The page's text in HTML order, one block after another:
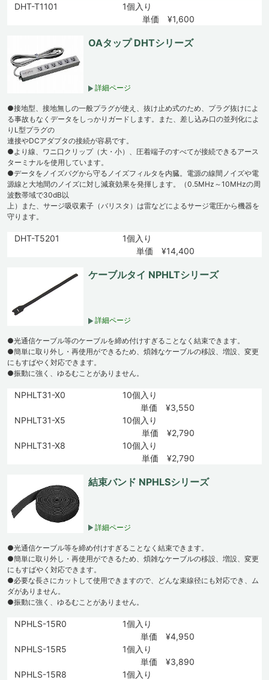
DHT-T1101
1個入り
単価 ¥1,600
OAタップ DHTシリーズ
詳細ページ
●接地型、接地無しの一般プラグが使え、抜け止め式のため、プラグ抜けによ
る事故もなくデータをしっかりガードします。また、差し込み口の並列化によ
りL型プラグの
連接やDCアダプタの接続が容易です。
●より線、ワニ口クリップ（大・小）、圧着端子のすべてが接続できるアース
ターミナルを使用しています。
●データをノイズバグから守るノイズフィルタを内臓。電源の線間ノイズや電
源線と大地間のノイズに対し減衰効果を発揮します。（0.5MHz～10MHzの周
波数帯域で30dB以
上）また、サージ吸収素子（バリスタ）は雷などによるサージ電圧から機器を
守ります。
DHT-T5201
1個入り
単価 ¥14,400
ケーブルタイ NPHLTシリーズ
詳細ページ
●光通信ケーブル等のケーブルを締め付けすぎることなく結束できます。
●簡単に取り外し・再使用ができるため、煩雑なケーブルの移設、増設、変更
にもすばやく対応できます。
●振動に強く、ゆるむことがありません。
NPHLT31-X0
10個入り
単価 ¥3,550
NPHLT31-X5
10個入り
単価 ¥2,790
NPHLT31-X8
10個入り
単価 ¥2,790
結束バンド NPHLSシリーズ
詳細ページ
●光通信ケーブル等を締め付けすぎることなく結束できます。
●簡単に取り外し・再使用ができるため、煩雑なケーブルの移設、増設、変更
にもすばやく対応できます。
●必要な長さにカットして使用できますので、どんな束線径にも対応でき、ム
ダがありません。
●振動に強く、ゆるむことがありません。
NPHLS-15R0
1個入り
単価 ¥4,950
NPHLS-15R5
1個入り
単価 ¥3,890
NPHLS-15R8
1個入り